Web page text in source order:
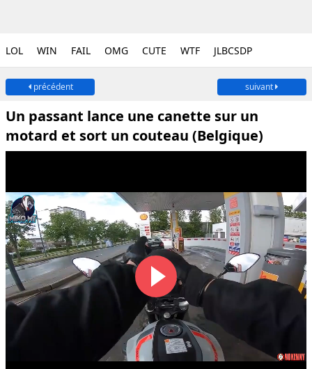
LOL WIN FAIL OMG CUTE WTF JLBCSDP
précédent suivant
Un passant lance une canette sur un
motard et sort un couteau (Belgique)